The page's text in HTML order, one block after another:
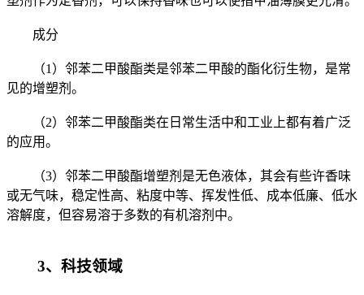
成分
（1）邻苯二甲酸酯类是邻苯二甲酸的酯化衍生物，是常
见的增塑剂。
（2）邻苯二甲酸酯类在日常生活中和工业上都有着广泛
的应用。
（3）邻苯二甲酸酯增塑剂是无色液体，其会有些许香味
或无气味，稳定性高、粘度中等、挥发性低、成本低廉、低水
溶解度，但容易溶于多数的有机溶剂中。
3、科技领域